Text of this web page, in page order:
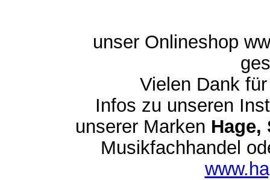
unser Onlineshop
Vielen Dank
Infos zu unseren
unserer Marken Hage,
Musikfachhandel